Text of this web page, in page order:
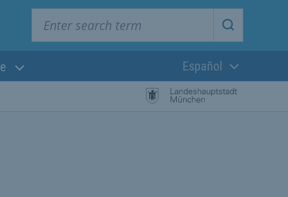
Start
Lengua actual:
Español